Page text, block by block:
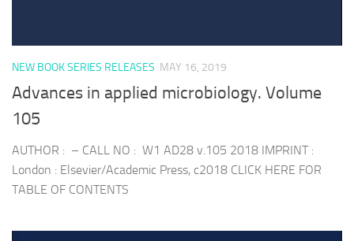
NEW BOOK SERIES RELEASES MAY 16, 2019
Advances in applied microbiology. Volume
105
AUTHOR : – CALL NO : W1 AD28 v.105 2018 IMPRINT :
London : Elsevier/Academic Press, c2018 CLICK HERE FOR
TABLE OF CONTENTS